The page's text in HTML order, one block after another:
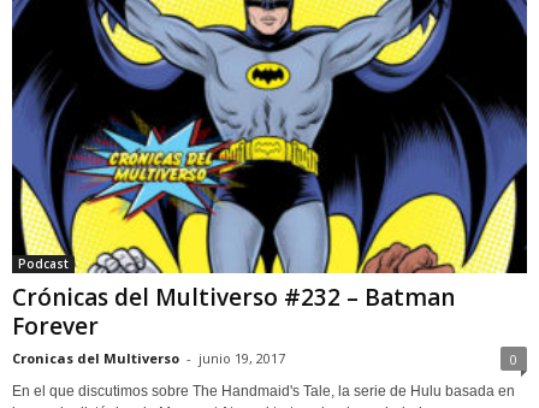
Podcast
Crónicas del Multiverso #232 – Batman
Forever
Cronicas del Multiverso - junio 19, 2017 0
En el que discutimos sobre The Handmaid's Tale, la serie de Hulu basada en